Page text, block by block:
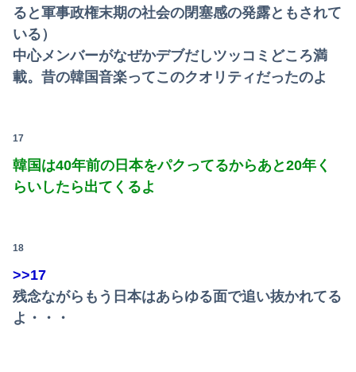
ると軍事政権末期の社会の閉塞感の発露ともされて
いる）
中心メンバーがなぜかデブだしツッコミどころ満
載。昔の韓国音楽ってこのクオリティだったのよ
17
韓国は40年前の日本をパクってるからあと20年く
らいしたら出てくるよ
18
>>17
残念ながらもう日本はあらゆる面で追い抜かれてる
よ・・・